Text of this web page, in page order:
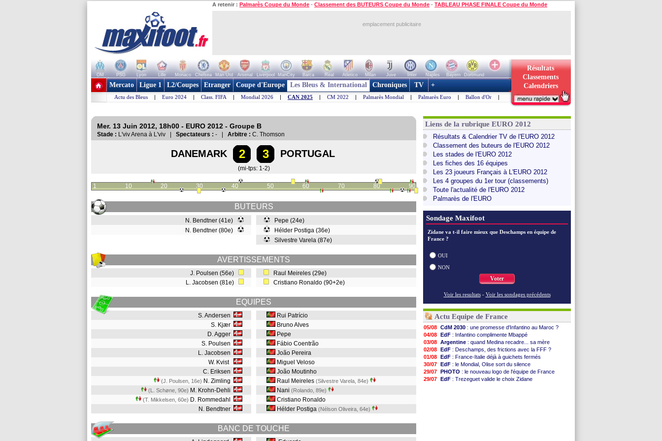
A retenir : Palmarès Coupe du Monde - Classement des BUTEURS Coupe du Monde - TABLEAU PHASE FINALE Coupe du Monde
emplacement publicitaire
OM PSG Lyon Lille Monaco Chelsea Man Utd Arsenal Liverpool ManCity Barca Real Atletico Milan Juve Inter Naples Bayern
Dortmund
+ de clubs
Résultats
Classements
Calendriers
Mercato Ligue 1 L2/Coupes Etranger Coupe d'Europe Les Bleus & International Chroniques TV +
Actu des Bleus | Euro 2024 | Class. FIFA | Mondial 2026 | CAN 2025 | CM 2022 | Palmarès Mondial | Palmarès Euro | Ballon d'Or |
Mer. 13 Juin 2012, 18h00 - EURO 2012 - Groupe B
Stade : L'viv Arena à L'viv | Spectateurs : - | Arbitre : C. Thomson
DANEMARK 2 3 PORTUGAL
(mi-tps: 1-2)
1 10 20 30 40 50 60 70 80 90
BUTEURS
N. Bendtner (41e)
N. Bendtner (80e)
Pepe (24e)
Hélder Postiga (36e)
Silvestre Varela (87e)
AVERTISSEMENTS
J. Poulsen (56e)
L. Jacobsen (81e)
Raul Meireles (29e)
Cristiano Ronaldo (90+2e)
EQUIPES
S. Andersen
S. Kjær
D. Agger
S. Poulsen
L. Jacobsen
W. Kvist
C. Eriksen
(J. Poulsen, 16e) N. Zimling
(L. Schøne, 90e) M. Krohn-Dehli
(T. Mikkelsen, 60e) D. Rommedahl
N. Bendtner
Rui Patrício
Bruno Alves
Pepe
Fábio Coentrão
João Pereira
Miguel Veloso
João Moutinho
Raul Meireles (Silvestre Varela, 84e)
Nani (Rolando, 89e)
Cristiano Ronaldo
Hélder Postiga (Nélson Oliveira, 64e)
BANC DE TOUCHE
Liens de la rubrique EURO 2012
Résultats & Calendrier TV de l'EURO 2012
Classement des buteurs de l'EURO 2012
Les stades de l'EURO 2012
Les fiches des 16 équipes
Les 23 joueurs Français à L'EURO 2012
Les 4 groupes du 1er tour (classements)
Toute l'actualité de l'EURO 2012
Palmarès de l'EURO
Sondage Maxifoot
Zidane va t-il faire mieux que Deschamps en équipe de
France ?
OUI
NON
Voter
Voir les resultats - Voir les sondages précédents
Actu Equipe de France
05/08 CdM 2030 : une promesse d'Infantino au Maroc ?
04/08 EdF : Infantino complimente Mbappé
03/08 Argentine : quand Medina recadre... sa mère
02/08 EdF : Deschamps, des frictions avec la FFF ?
01/08 EdF : France-Italie déjà à guichets fermés
30/07 EdF : le Mondial, Olise sort du silence
29/07 PHOTO : le nouveau logo de l'équipe de France
29/07 EdF : Trezeguet valide le choix Zidane